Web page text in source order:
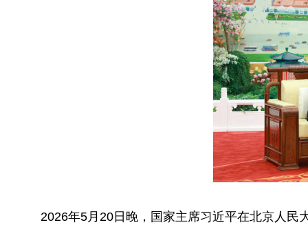
2026年5月20日晚，国家主席习近平在北京人民